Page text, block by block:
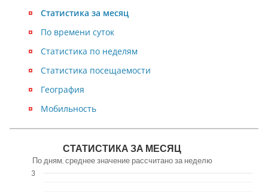
Статистика посещаемости
Статистика за месяц
География
По времени суток
Мобильность
Статистика по неделям
СТАТИСТИКА ЗА МЕСЯЦ
По дням, среднее значение рассчитано за неделю
3